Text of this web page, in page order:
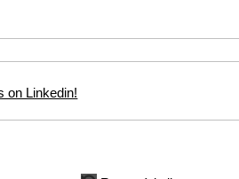
on Linkedin!